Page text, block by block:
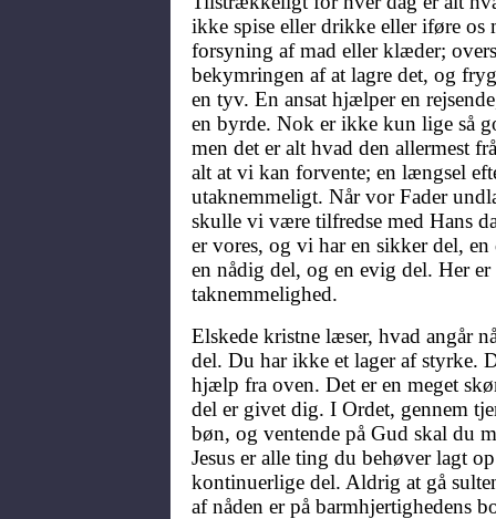
ikke spise eller drikke eller iføre os
forsyning af mad eller klæder;
bekymringen af at lagre det, og
en tyv. En ansat hjælper en
en byrde. Nok er ikke kun lige så
men det er alt hvad den allermest
alt at vi kan forvente; en længsel
utaknemmeligt. Når vor Fader
skulle vi være tilfredse med Hans
er vores, og vi har en sikker del,
en nådig del, og en evig del. Her
taknemmelighed.
Elskede kristne læser, hvad angår
del. Du har ikke et lager af styrke.
hjælp fra oven. Det er en meget
del er givet dig. I Ordet, gennem
bøn, og ventende på Gud skal du
Jesus er alle ting du behøver lagt
kontinuerlige del. Aldrig at gå
af nåden er på barmhjertighedens